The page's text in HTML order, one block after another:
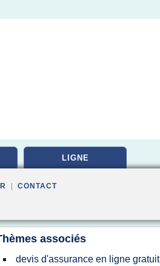
LIGNE
CONTACT
associés
devis d'assurance en ligne gratuit